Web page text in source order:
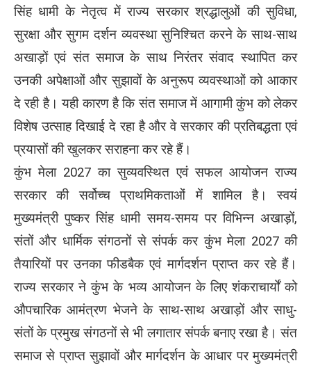
सिंह धामी के नेतृत्व में राज्य सरकार श्रद्धालुओं की सुविधा,
सुरक्षा और सुगम दर्शन व्यवस्था सुनिश्चित करने के साथ-साथ
अखाड़ों एवं संत समाज के साथ निरंतर संवाद स्थापित कर
उनकी अपेक्षाओं और सुझावों के अनुरूप व्यवस्थाओं को आकार
दे रही है। यही कारण है कि संत समाज में आगामी कुंभ को लेकर
विशेष उत्साह दिखाई दे रहा है और वे सरकार की प्रतिबद्धता एवं
प्रयासों की खुलकर सराहना कर रहे हैं।
कुंभ मेला 2027 का सुव्यवस्थित एवं सफल आयोजन राज्य
सरकार की सर्वोच्च प्राथमिकताओं में शामिल है। स्वयं
मुख्यमंत्री पुष्कर सिंह धामी समय-समय पर विभिन्न अखाड़ों,
संतों और धार्मिक संगठनों से संपर्क कर कुंभ मेला 2027 की
तैयारियों पर उनका फीडबैक एवं मार्गदर्शन प्राप्त कर रहे हैं।
राज्य सरकार ने कुंभ के भव्य आयोजन के लिए शंकराचार्यों को
औपचारिक आमंत्रण भेजने के साथ-साथ अखाड़ों और साधु-
संतों के प्रमुख संगठनों से भी लगातार संपर्क बनाए रखा है। संत
समाज से प्राप्त सुझावों और मार्गदर्शन के आधार पर मुख्यमंत्री